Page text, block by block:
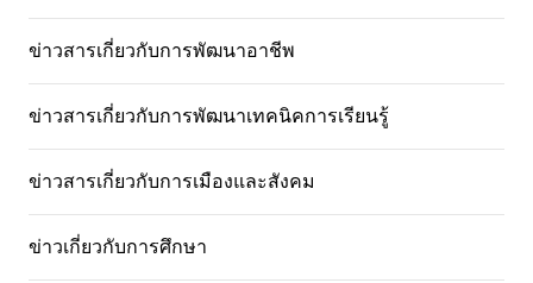
ข่าวสารเกี่ยวกับการพัฒนาอาชีพ
ข่าวสารเกี่ยวกับการพัฒนาเทคนิคการเรียนรู้
ข่าวสารเกี่ยวกับการเมืองและสังคม
ข่าวเกี่ยวกับการศึกษา